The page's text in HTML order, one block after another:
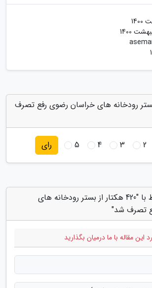
از بستر رودخانه های خراسان رضوی رفع تصرف
2
3
4
5 رای
دیدگاه های مرتبط با "420 هکتار از بستر رودخانه های
تصرف شد"
این مقاله با ما درمیان بگذارید